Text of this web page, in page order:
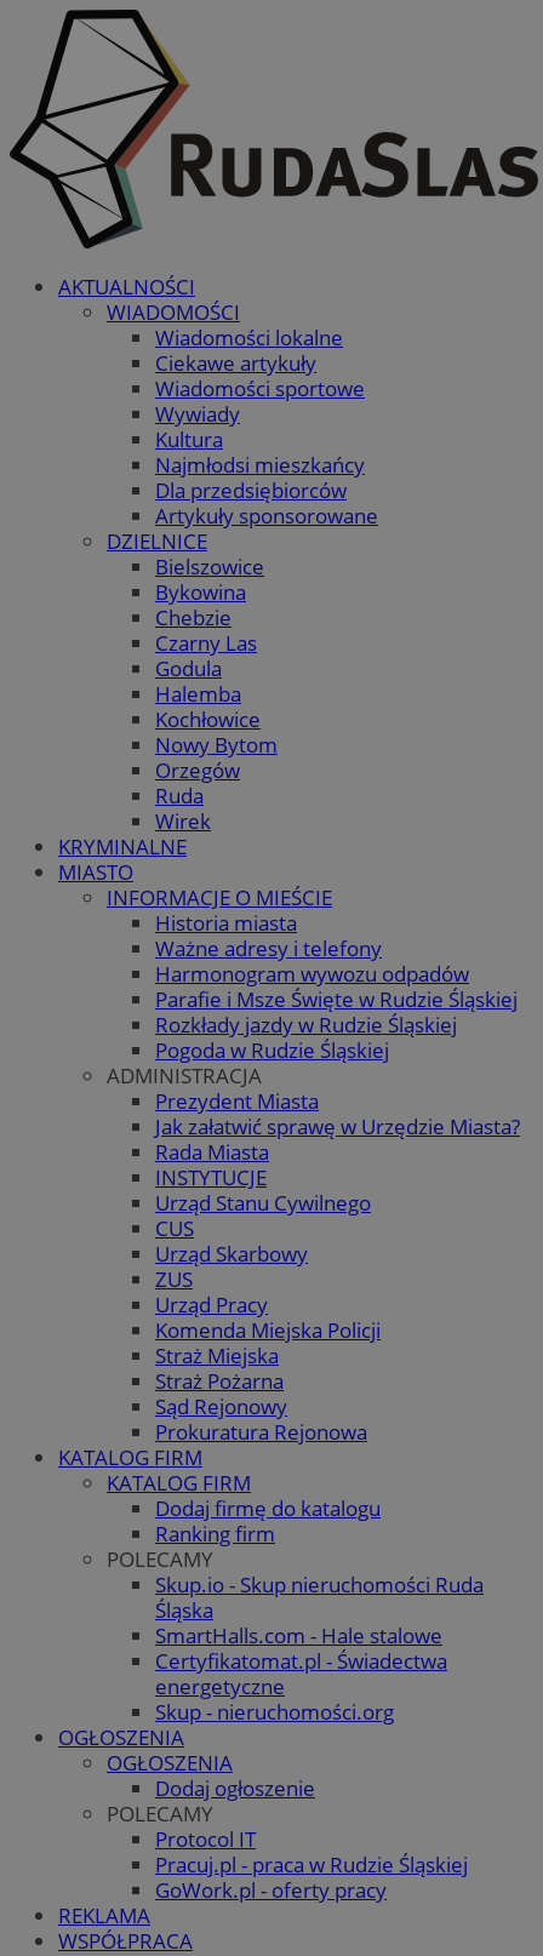
AKTUALNOŚCI
WIADOMOŚCI
Wiadomości lokalne
Ciekawe artykuły
Wiadomości sportowe
Wywiady
Kultura
Najmłodsi mieszkańcy
Dla przedsiębiorców
Artykuły sponsorowane
DZIELNICE
Bielszowice
Bykowina
Chebzie
Czarny Las
Godula
Halemba
Kochłowice
Nowy Bytom
Orzegów
Ruda
Wirek
KRYMINALNE
MIASTO
INFORMACJE O MIEŚCIE
Historia miasta
Ważne adresy i telefony
Harmonogram wywozu odpadów
Parafie i Msze Święte w Rudzie Śląskiej
Rozkłady jazdy w Rudzie Śląskiej
Pogoda w Rudzie Śląskiej
ADMINISTRACJA
Prezydent Miasta
Jak załatwić sprawę w Urzędzie Miasta?
Rada Miasta
INSTYTUCJE
Urząd Stanu Cywilnego
CUS
Urząd Skarbowy
ZUS
Urząd Pracy
Komenda Miejska Policji
Straż Miejska
Straż Pożarna
Sąd Rejonowy
Prokuratura Rejonowa
KATALOG FIRM
KATALOG FIRM
Dodaj firmę do katalogu
Ranking firm
POLECAMY
Skup.io - Skup nieruchomości Ruda
Śląska
SmartHalls.com - Hale stalowe
Certyfikatomat.pl - Świadectwa
energetyczne
Skup - nieruchomości.org
OGŁOSZENIA
OGŁOSZENIA
Dodaj ogłoszenie
POLECAMY
Protocol IT
Pracuj.pl - praca w Rudzie Śląskiej
GoWork.pl - oferty pracy
REKLAMA
WSPÓŁPRACA